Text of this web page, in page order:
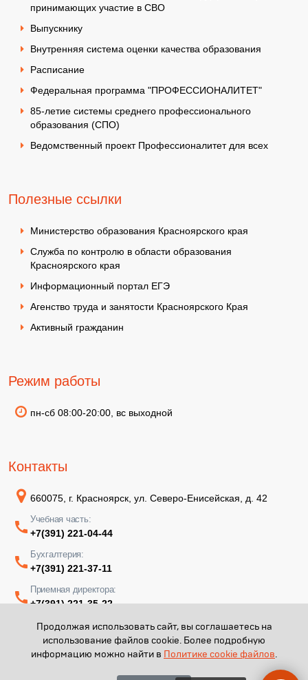
принимающих участие в СВО
Выпускнику
Внутренняя система оценки качества образования
Расписание
Федеральная программа "ПРОФЕССИОНАЛИТЕТ"
85-летие системы среднего профессионального
образования (СПО)
Ведомственный проект Профессионалитет для всех
Полезные ссылки
Министерство образования Красноярского края
Служба по контролю в области образования
Красноярского края
Информационный портал ЕГЭ
Агенство труда и занятости Красноярского Края
Активный гражданин
Режим работы
пн-сб 08:00-20:00, вс выходной
Контакты
660075, г. Красноярск, ул. Северо-Енисейская, д. 42
Учебная часть:
+7(391) 221-04-44
Бухгалтерия:
+7(391) 221-37-11
Приемная директора:
+7(391) 221-35-22
Продолжая использовать сайт, вы соглашаетесь на
использование файлов cookie. Более подробную
информацию можно найти в Политике cookie файлов.